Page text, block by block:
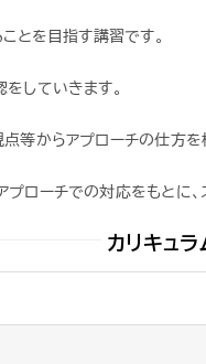
とを目指す講習です。
していきます。
等からアプローチの仕方
ローチでの対応をもとに、
カリキュラ